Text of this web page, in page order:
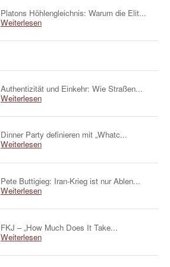
Platons Höhlengleichnis: Warum die Elit...
Weiterlesen
Authentizität und Einkehr: Wie Straßen...
Weiterlesen
Dinner Party definieren mit „Whatc...
Weiterlesen
Pete Buttigieg: Iran-Krieg ist nur Ablen...
Weiterlesen
FKJ – „How Much Does It Take...
Weiterlesen